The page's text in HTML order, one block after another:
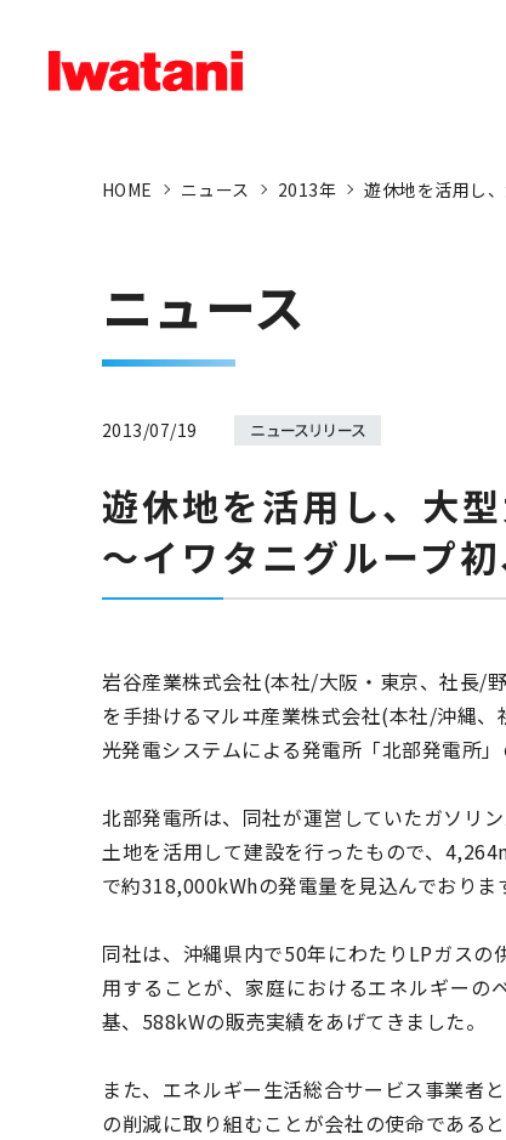
HOME ニュース 2013年 遊休地を活用し
ニュース
2013/07/19
遊休地を活用し、大
～イワタニグループ
岩谷産業株式会社(本社/大阪・東京、社長/
を手掛けるマルヰ産業株式会社(本社/沖縄
光発電システムによる発電所「北部発電所
北部発電所は、同社が運営していたガソリ
土地を活用して建設を行ったもので、
で約318,000kWhの発電量を見込んでおりま
同社は、沖縄県内で50年にわたりLPガス
用することが、家庭におけるエネルギーの
基、588kWの販売実績をあげてきました。
また、エネルギー生活総合サービス事業者
の削減に取り組むことが会社の使命である